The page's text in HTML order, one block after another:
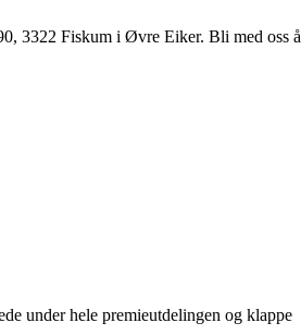
3322 Fiskum i Øvre Eiker. Bli med oss å
under hele premieutdelingen og klappe